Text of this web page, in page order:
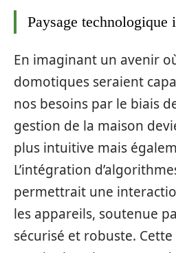
Paysage technologique
En imaginant un avenir
domotiques seraient
nos besoins par le biais
gestion de la maison
plus intuitive mais
L’intégration
permettrait une
les appareils, soutenue
sécurisé et robuste.